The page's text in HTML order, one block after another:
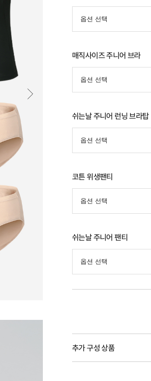
매직사이즈 주니어 브라
쉬는날 주니어 런닝 브라탑
코튼 위생팬티
쉬는날 주니어 팬티
추가 구성 상품